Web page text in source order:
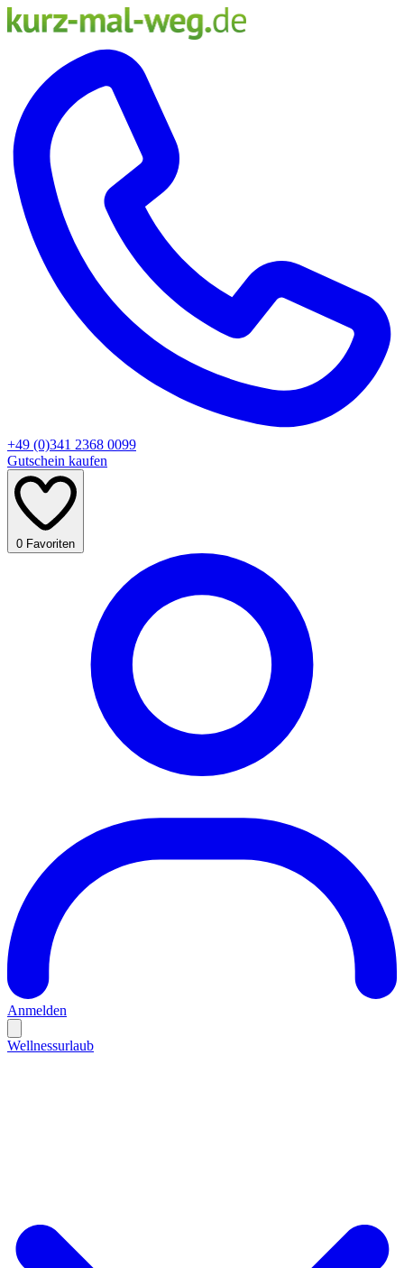
+49 (0)341 2368 0099
Gutschein kaufen
0 Favoriten
Anmelden
Wellnessurlaub